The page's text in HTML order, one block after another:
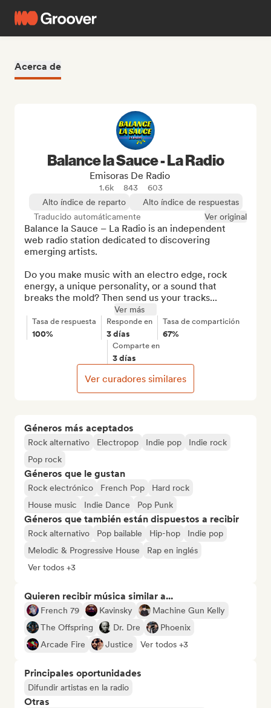
Acerca de
Géneros más aceptados
Rock alternativo Electropop Indie pop
Indie rock
Pop rock
Géneros que le gustan
Rock electrónico French Pop
Hard rock
House music
Indie Dance Pop Punk
Géneros que también están dispuestos a recibir
Rock alternativo Pop bailable Hip-hop
Indie pop
Melodic & Progressive House
Rap en inglés
Ver todos +3
Quieren recibir música similar a...
French 79 Kavinsky
Machine Gun Kelly
The Offspring
Dr. Dre
Phoenix
Arcade Fire
Justice Ver todos +3
Principales oportunidades
Difundir artistas en la radio
Otras
Balance la Sauce - La Radio
Emisoras De Radio
1.6k 843
603
Alto índice de reparto
Alto índice de respuestas
Traducido automáticamente
Ver original
Balance la Sauce – La Radio is an independent
web radio station dedicated to discovering
emerging artists.
Do you make music with an electro edge, rock
energy, a unique personality, or a sound that
breaks the mold? Then send us your tracks...
Ver más
Tasa de respuesta
100%
Responde en
3 días
Tasa de compartición
67%
Comparte en
3 días
Ver curadores similares